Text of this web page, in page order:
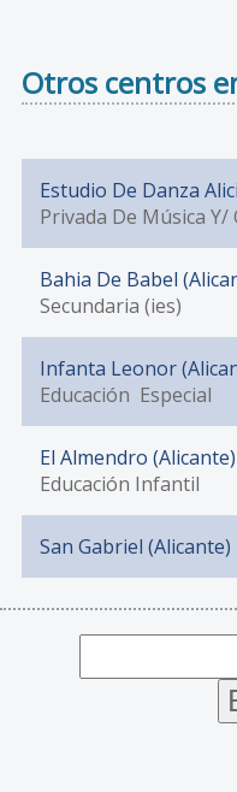
Otros centros
Estudio De Danza
Privada De Música Y/
Bahia De Babel
Secundaria (ies)
Infanta Leonor
Educación Especial
El Almendro (Alicante)
Educación Infantil
San Gabriel (Alicante)